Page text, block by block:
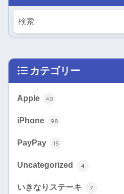
カテゴリー
Apple 40
iPhone 98
PayPay 15
Uncategorized 4
いきなりステーキ 7